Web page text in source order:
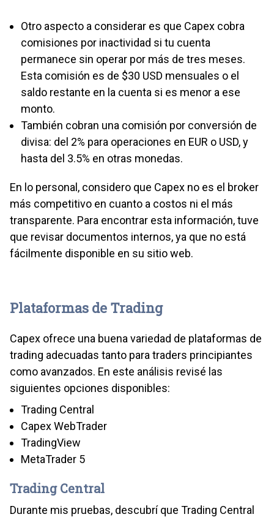
Otro aspecto a considerar es que Capex cobra
comisiones por inactividad si tu cuenta
permanece sin operar por más de tres meses.
Esta comisión es de $30 USD mensuales o el
saldo restante en la cuenta si es menor a ese
monto.
También cobran una comisión por conversión de
divisa: del 2% para operaciones en EUR o USD, y
hasta del 3.5% en otras monedas.
En lo personal, considero que Capex no es el broker
más competitivo en cuanto a costos ni el más
transparente. Para encontrar esta información, tuve
que revisar documentos internos, ya que no está
fácilmente disponible en su sitio web.
Plataformas de Trading
Capex ofrece una buena variedad de plataformas de
trading adecuadas tanto para traders principiantes
como avanzados. En este análisis revisé las
siguientes opciones disponibles:
Trading Central
Capex WebTrader
TradingView
MetaTrader 5
Trading Central
Durante mis pruebas, descubrí que Trading Central